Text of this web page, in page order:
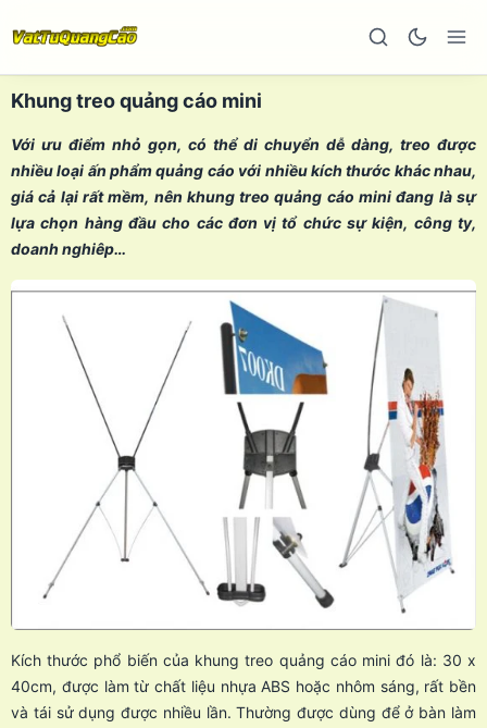
Khung treo quảng cáo mini
Với ưu điểm nhỏ gọn, có thể di chuyển dễ dàng, treo được
nhiều loại ấn phẩm quảng cáo với nhiều kích thước khác nhau,
giá cả lại rất mềm, nên khung treo quảng cáo mini đang là sự
lựa chọn hàng đầu cho các đơn vị tổ chức sự kiện, công ty,
doanh nghiêp…
Kích thước phổ biến của khung treo quảng cáo mini đó là: 30 x
40cm, được làm từ chất liệu nhựa ABS hoặc nhôm sáng, rất bền
và tái sử dụng được nhiều lần. Thường được dùng để ở bàn làm